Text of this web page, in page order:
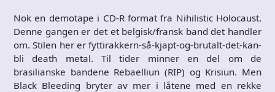
Nok en demotape i CD-R format fra Nihilistic Holocaust.
Denne gangen er det et belgisk/fransk band det handler
om. Stilen her er fyttirakkern-så-kjapt-og-brutalt-det-kan-
bli death metal. Til tider minner en del om de
brasilianske bandene Rebaelliun (RIP) og Krisiun. Men
Black Bleeding bryter av mer i låtene med en rekke